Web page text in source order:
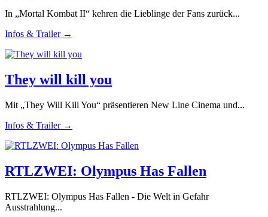
In „Mortal Kombat II“ kehren die Lieblinge der Fans zurück...
Infos & Trailer →
They will kill you
Mit „They Will Kill You“ präsentieren New Line Cinema und...
Infos & Trailer →
RTLZWEI: Olympus Has Fallen
RTLZWEI: Olympus Has Fallen - Die Welt in Gefahr
Ausstrahlung...